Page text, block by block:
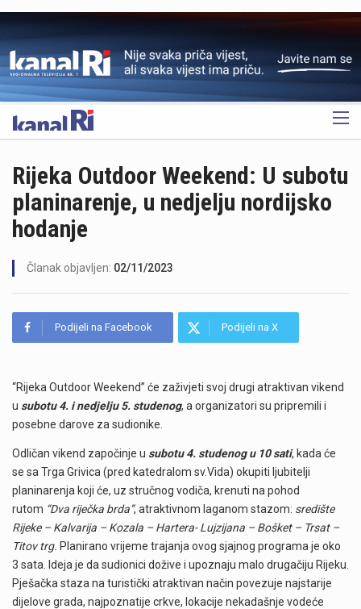
OGLAS
Rijeka Outdoor Weekend: U subotu
planinarenje, u nedjelju nordijsko
hodanje
Članak objavljen: 02/11/2023
Podijeli na Facebook Podijeli na X
“Rijeka Outdoor Weekend” će zaživjeti svoj drugi atraktivan vikend
u subotu 4. i nedjelju 5. studenog, a organizatori su pripremili i
posebne darove za sudionike.
Odličan vikend započinje u subotu 4. studenog u 10 sati, kada će
se sa Trga Grivica (pred katedralom sv.Vida) okupiti ljubitelji
planinarenja koji će, uz stručnog vodiča, krenuti na pohod
rutom “Dva riječka brda”, atraktivnom laganom stazom: središte
Rijeke – Kalvarija – Kozala – Hartera- Lujzijana – Bošket – Trsat –
Titov trg. Planirano vrijeme trajanja ovog sjajnog programa je oko
3 sata. Ideja je da sudionici dožive i upoznaju malo drugačiju Rijeku.
Pješačka staza na turistički atraktivan način povezuje najstarije
dijelove grada, najpoznatije crkve, lokacije nekadašnje vodeće